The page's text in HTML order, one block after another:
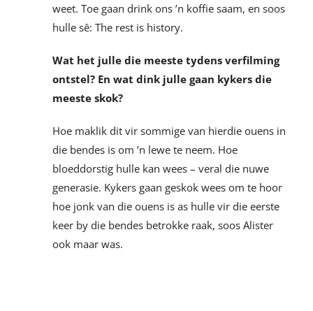
weet. Toe gaan drink ons ’n koffie saam, en soos
hulle sê: The rest is history.
Wat het julle die meeste tydens verfilming
ontstel? En wat dink julle gaan kykers die
meeste skok?
Hoe maklik dit vir sommige van hierdie ouens in
die bendes is om ’n lewe te neem. Hoe
bloeddorstig hulle kan wees – veral die nuwe
generasie. Kykers gaan geskok wees om te hoor
hoe jonk van die ouens is as hulle vir die eerste
keer by die bendes betrokke raak, soos Alister
ook maar was.